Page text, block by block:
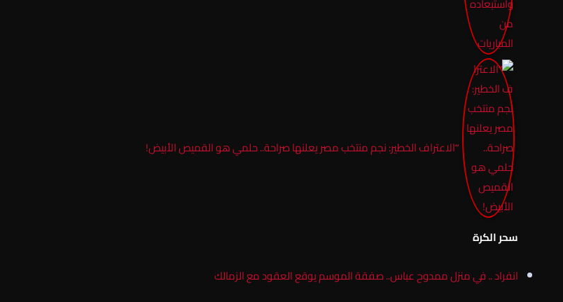
“الاعتراف الخطير: نجم منتخب مصر يعلنها صراحة.. حلمي هو القميص الأبيض!
سحر الكرة
انفراد .. في منزل ممدوح عباس.. صفقة الموسم يوقع العقود مع الزمالك